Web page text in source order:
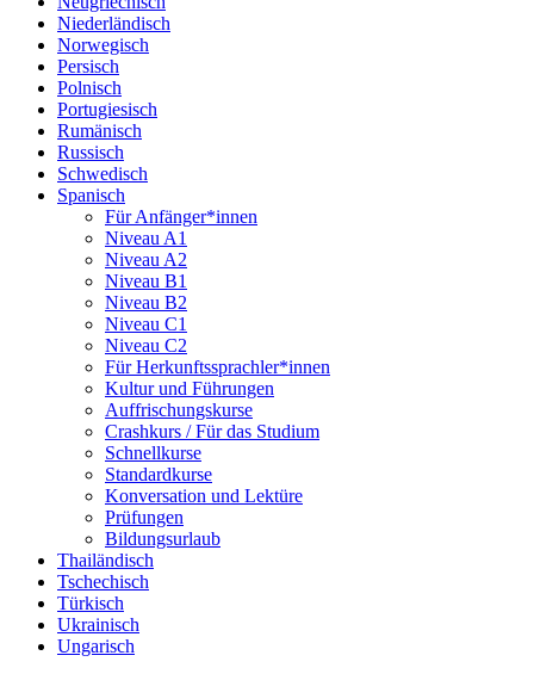
Niederländisch
Norwegisch
Persisch
Polnisch
Portugiesisch
Rumänisch
Russisch
Schwedisch
Spanisch
Für Anfänger*innen
Niveau A1
Niveau A2
Niveau B1
Niveau B2
Niveau C1
Niveau C2
Für Herkunftssprachler*innen
Kultur und Führungen
Auffrischungskurse
Crashkurs / Für das Studium
Schnellkurse
Standardkurse
Konversation und Lektüre
Prüfungen
Bildungsurlaub
Thailändisch
Tschechisch
Türkisch
Ukrainisch
Ungarisch